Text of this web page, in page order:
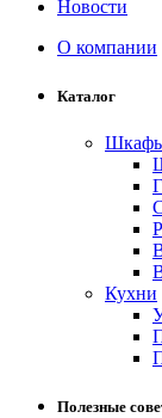
Новости
О компании
Каталог
Кухни
Полезные